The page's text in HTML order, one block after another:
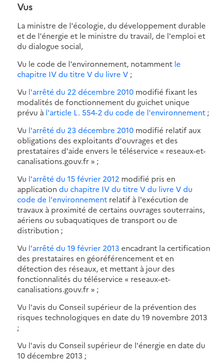
Vus
La ministre de l'écologie, du développement durable
et de l'énergie et le ministre du travail, de l'emploi et
du dialogue social,
Vu le code de l'environnement, notamment le
chapitre IV du titre V du livre V ;
Vu l'arrêté du 22 décembre 2010 modifié fixant les
modalités de fonctionnement du guichet unique
prévu à l'article L. 554-2 du code de l'environnement ;
Vu l'arrêté du 23 décembre 2010 modifié relatif aux
obligations des exploitants d'ouvrages et des
prestataires d'aide envers le téléservice « reseaux-et-
canalisations.gouv.fr » ;
Vu l'arrêté du 15 février 2012 modifié pris en
application du chapitre IV du titre V du livre V du
code de l'environnement relatif à l'exécution de
travaux à proximité de certains ouvrages souterrains,
aériens ou subaquatiques de transport ou de
distribution ;
Vu l'arrêté du 19 février 2013 encadrant la certification
des prestataires en géoréférencement et en
détection des réseaux, et mettant à jour des
fonctionnalités du téléservice « reseaux-et-
canalisations.gouv.fr » ;
Vu l'avis du Conseil supérieur de la prévention des
risques technologiques en date du 19 novembre 2013
;
Vu l'avis du Conseil supérieur de l'énergie en date du
10 décembre 2013 ;